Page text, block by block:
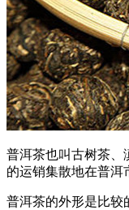
普洱茶也叫古树茶、
的运销集散地在普洱
普洱茶的外形是比较